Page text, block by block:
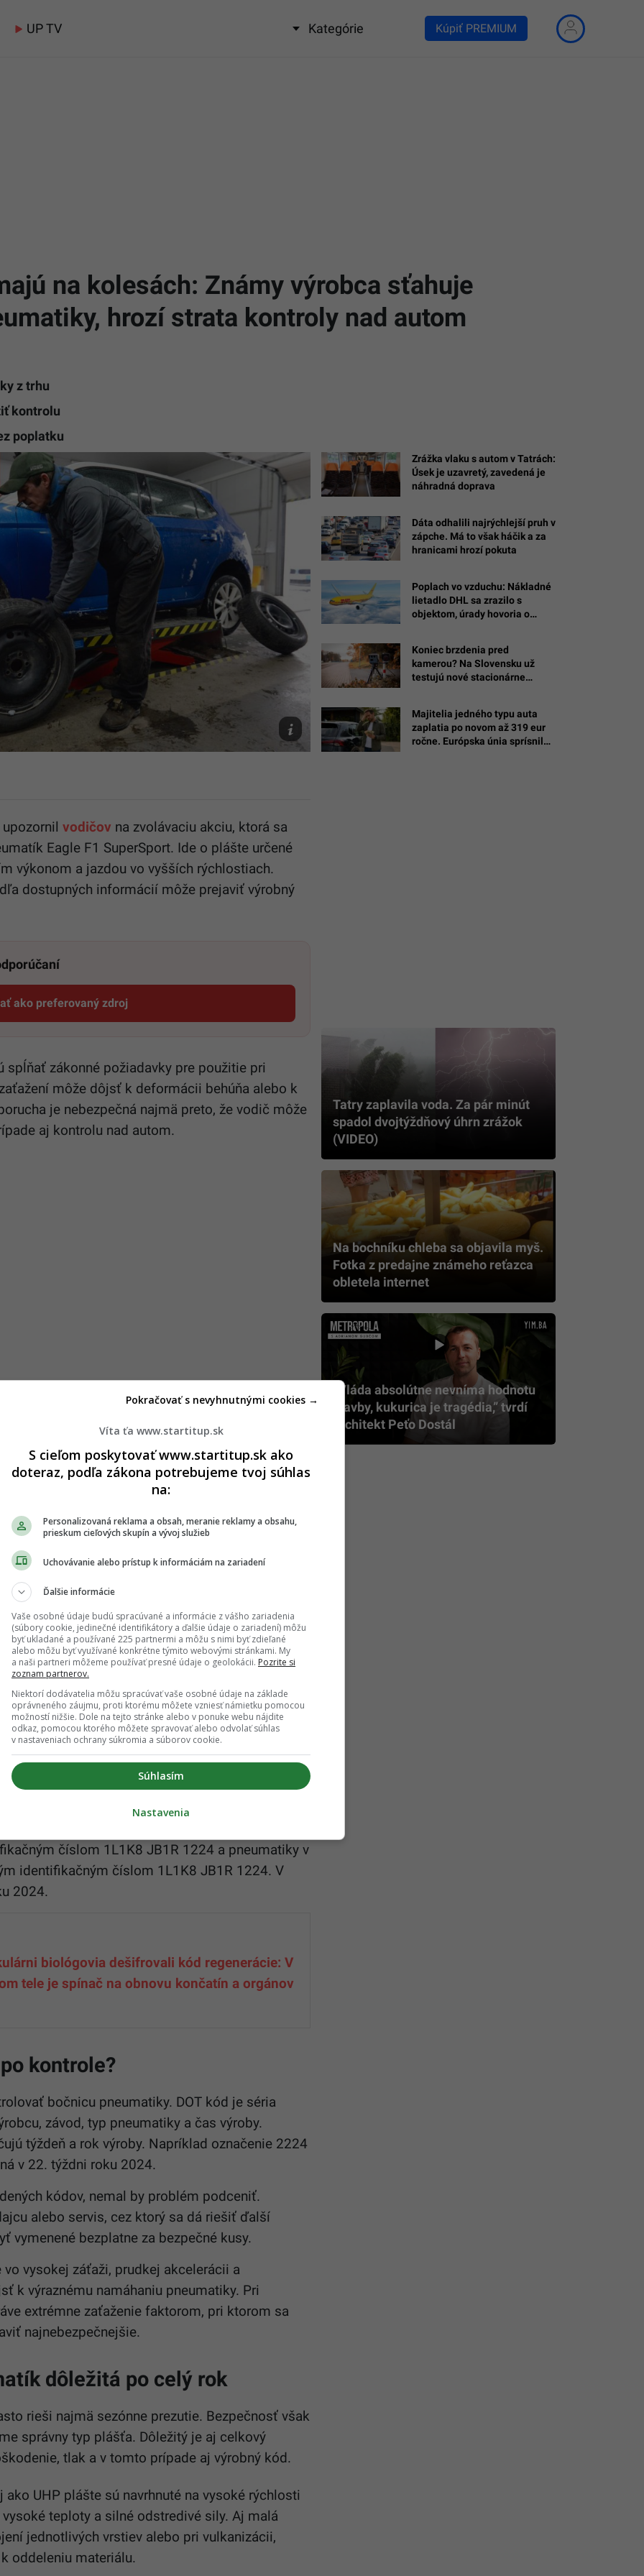
UP TV Kategórie Kúpiť PREMIUM
na kolesách: Známy výrobca sťahuje
hrozí strata kontroly nad autom
z trhu
kontrolu
poplatku
Ilustračné
TASR/Milan
Kapusta
upozornil vodičov na zvolávaciu akciu, ktorá sa
Eagle F1 SuperSport. Ide o plášte určené
výkonom a jazdou vo vyšších rýchlostiach.
dostupných informácií môže prejaviť výrobný
ako preferovaný zdroj
Startitup, odkaz sa otvorí v novom okne
zákonné požiadavky pre použitie pri
môže dôjsť k deformácii behúňa alebo k
je nebezpečná najmä preto, že vodič môže
aj kontrolu nad autom.
značky, ale presne určených rozmerov a
mali skontrolovať označenia na bočnici
kód, podľa ktorého sa dá overiť, či
píšuAutonoviny.
podľa DOT kódu
týka viacerých verzií pneumatík Goodyear
35ZR20 97Y ide o kusy s DOT kódmi 1DM5V
JACR 3725. Tieto označenia odkazujú na 22.
2025.
XL v rozmere 305/30ZR21 104Y sú medzi
1DMKX JD1R 2324, 1DMKX JD1R 3525,
Ide o výrobu z 23. týždňa roku 2024 a z 35.,
portáli
Produkt Warnungzároveň dopĺňajú
Goodyear Eagle F1 SuperSport v
číslom 1L1K8 JB1R 1224 a pneumatiky v
identifikačným číslom 1L1K8 JB1R 1224. V
2024.
biológovia dešifrovali kód regenerácie: V
tele je spínač na obnovu končatín a orgánov
kontrole?
bočnicu pneumatiky. DOT kód je séria
závod, typ pneumatiky a čas výroby.
týždeň a rok výroby. Napríklad označenie 2224
v 22. týždni roku 2024.
kódov, nemal by problém podceniť.
alebo servis, cez ktorý sa dá riešiť ďalší
vymenené bezplatne za bezpečné kusy.
vysokej záťaži, prudkej akcelerácii a
k výraznému namáhaniu pneumatiky. Pri
extrémne zaťaženie faktorom, pri ktorom sa
najnebezpečnejšie.
dôležitá po celý rok
rieši najmä sezónne prezutie. Bezpečnosť však
správny typ plášťa. Dôležitý je aj celkový
tlak a v tomto prípade aj výrobný kód.
UHP plášte sú navrhnuté na vysoké rýchlosti
teploty a silné odstredivé sily. Aj malá
jednotlivých vrstiev alebo pri vulkanizácii,
oddeleniu materiálu.
Zrážka vlaku s autom v Tatrách:
Úsek je uzavretý, zavedená je
náhradná doprava
Dáta odhalili najrýchlejší pruh v
zápche. Má to však háčik a za
hranicami hrozí pokuta
Poplach vo vzduchu: Nákladné
lietadlo DHL sa zrazilo s
objektom, úrady hovoria o
Koniec brzdenia pred
kamerou? Na Slovensku už
testujú nové stacionárne
Majitelia jedného typu auta
zaplatia po novom až 319 eur
ročne. Európska únia sprísnila
Tatry zaplavila voda. Za pár minút
spadol dvojtýždňový úhrn zrážok
(VIDEO)
Na bochníku chleba sa objavila myš.
Fotka z predajne známeho reťazca
obletela internet
„Vláda absolútne nevníma hodnotu
stavby, kukurica je tragédia,” tvrdí
architekt Peťo Dostál
Víta ťa www.startitup.sk
S cieľom poskytovať www.startitup.sk ako
doteraz, podľa zákona potrebujeme tvoj súhlas
na:
Personalizovaná reklama a obsah, meranie reklamy a obsahu,
prieskum cieľových skupín a vývoj služieb
Uchovávanie alebo prístup k informáciám na zariadení
Ďalšie informácie
Vaše osobné údaje budú spracúvané a informácie z vášho zariadenia
(súbory cookie, jedinečné identifikátory a ďalšie údaje o zariadení) môžu
byť ukladané a používané 225 partnermi a môžu s nimi byť zdieľané
alebo môžu byť využívané konkrétne týmito webovými stránkami. My
a naši partneri môžeme používať presné údaje o geolokácii. Pozrite si
zoznam partnerov.
Niektorí dodávatelia môžu spracúvať vaše osobné údaje na základe
oprávneného záujmu, proti ktorému môžete vzniesť námietku pomocou
možností nižšie. Dole na tejto stránke alebo v ponuke webu nájdite
odkaz, pomocou ktorého môžete spravovať alebo odvolať súhlas
v nastaveniach ochrany súkromia a súborov cookie.
Súhlasím
Pokračovať s nevyhnutnými cookies →
Nastavenia